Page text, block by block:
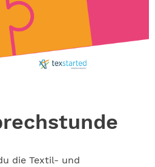
die Textil- und